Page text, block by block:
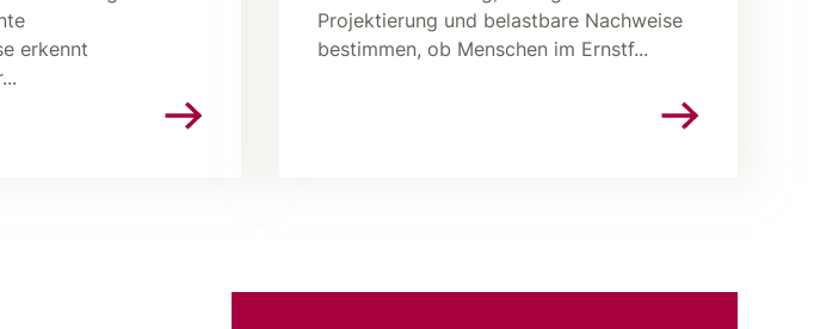
erkennt
Projektierung und belastbare Nachweise
bestimmen, ob Menschen im Ernstf...